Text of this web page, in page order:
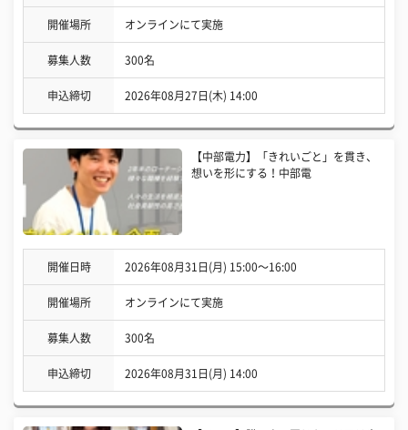
開催場所 オンラインにて実施
募集人数 300名
申込締切 2026年08月27日(木) 14:00
【中部電力】「きれいごと」を貫き、
想いを形にする！中部電
開催日時 2026年08月31日(月) 15:00〜16:00
開催場所 オンラインにて実施
募集人数 300名
申込締切 2026年08月31日(月) 14:00